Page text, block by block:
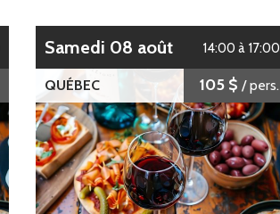
samedi 08 août 14:00 à 17:00
QUÉBEC 105 $ / pers.